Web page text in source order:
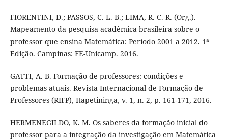
FIORENTINI, D.; PASSOS, C. L. B.; LIMA, R. C. R. (Org.).
Mapeamento da pesquisa acadêmica brasileira sobre o
professor que ensina Matemática: Período 2001 a 2012. 1ª
Edição. Campinas: FE-Unicamp. 2016.
GATTI, A. B. Formação de professores: condições e
problemas atuais. Revista Internacional de Formação de
Professores (RIFP), Itapetininga, v. 1, n. 2, p. 161-171, 2016.
HERMENEGILDO, K. M. Os saberes da formação inicial do
professor para a integração da investigação em Matemática